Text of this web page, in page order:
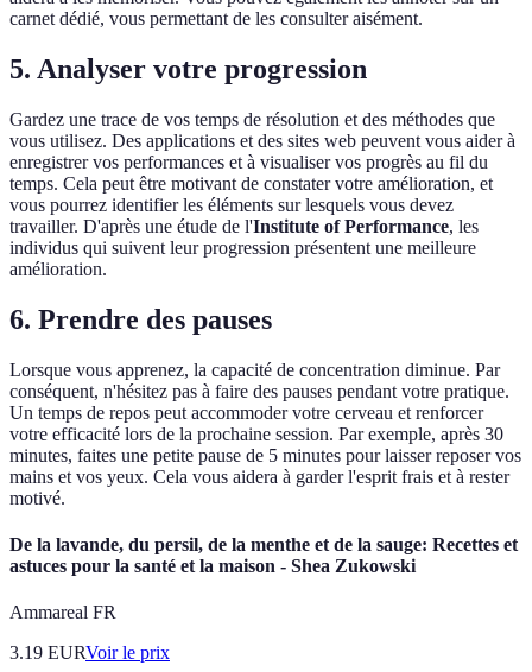
carnet dédié, vous permettant de les consulter aisément.
5. Analyser votre progression
Gardez une trace de vos temps de résolution et des méthodes que
vous utilisez. Des applications et des sites web peuvent vous aider à
enregistrer vos performances et à visualiser vos progrès au fil du
temps. Cela peut être motivant de constater votre amélioration, et
vous pourrez identifier les éléments sur lesquels vous devez
travailler. D'après une étude de l'Institute of Performance, les
individus qui suivent leur progression présentent une meilleure
amélioration.
6. Prendre des pauses
Lorsque vous apprenez, la capacité de concentration diminue. Par
conséquent, n'hésitez pas à faire des pauses pendant votre pratique.
Un temps de repos peut accommoder votre cerveau et renforcer
votre efficacité lors de la prochaine session. Par exemple, après 30
minutes, faites une petite pause de 5 minutes pour laisser reposer vos
mains et vos yeux. Cela vous aidera à garder l'esprit frais et à rester
motivé.
De la lavande, du persil, de la menthe et de la sauge: Recettes et
astuces pour la santé et la maison - Shea Zukowski
Ammareal FR
3.19 EURVoir le prix